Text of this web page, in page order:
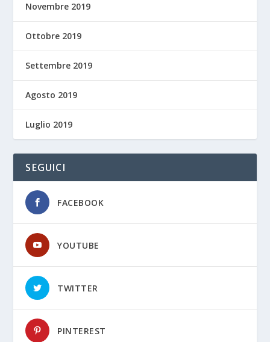
Novembre 2019
Ottobre 2019
Settembre 2019
Agosto 2019
Luglio 2019
SEGUICI
FACEBOOK
YOUTUBE
TWITTER
PINTEREST